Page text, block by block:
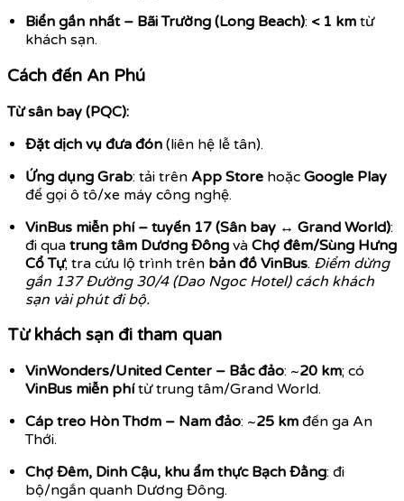
Biển gần nhất – Bãi Trường (Long Beach): < 1 km từ
khách sạn.
Cách đến An Phú
Từ sân bay (PQC):
Đặt dịch vụ đưa đón (liên hệ lễ tân).
Ứng dụng Grab: tải trên App Store hoặc Google Play
để gọi ô tô/xe máy công nghệ.
VinBus miễn phí – tuyến 17 (Sân bay ↔ Grand World):
đi qua trung tâm Dương Đông và Chợ đêm/Sùng Hưng
Cổ Tự; tra cứu lộ trình trên bản đồ VinBus. Điểm dừng
gần 137 Đường 30/4 (Dao Ngoc Hotel) cách khách
sạn vài phút đi bộ.
Từ khách sạn đi tham quan
VinWonders/United Center – Bắc đảo: ~20 km; có
VinBus miễn phítừ trung tâm/Grand World.
Cáp treo Hòn Thơm – Nam đảo: ~25 km đến ga An
Thới.
Chợ Đêm, Dinh Cậu, khu ẩm thực Bạch Đằng: đi
bộ/ngắn quanh Dương Đông.